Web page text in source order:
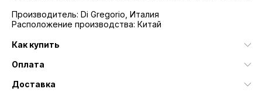
Производитель: Di Gregorio, Италия
Расположение производства: Китай
Как купить
Оплата
Доставка